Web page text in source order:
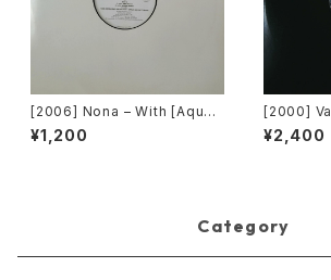
[2006] Nona – With [Aqua]
[PROMO]
¥1,200
[2000]
ack To
iscoへ連
¥2,400
Category